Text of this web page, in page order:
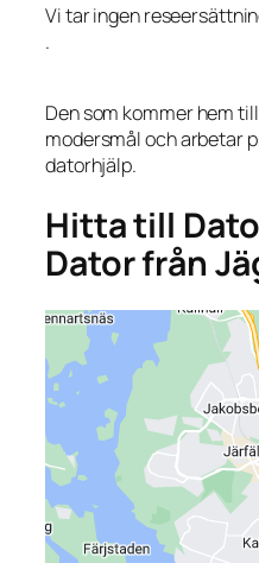
Vi tar ingen
.
Den som kommer hem
modersmål och arbetar
datorhjälp.
Hitta till
Dator från